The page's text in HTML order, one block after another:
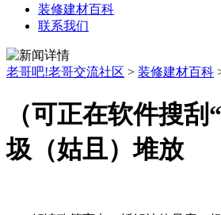
装修建材百科
联系我们
老哥吧!老哥交流社区 > 装修建材百科
（可正在软件搜
圾（姑且）堆放